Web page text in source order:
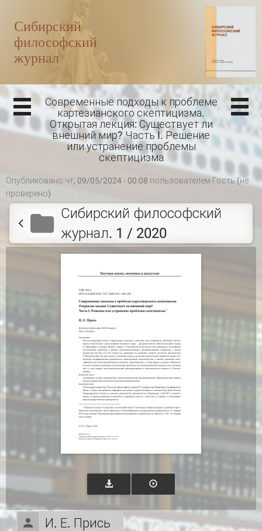
Современные подходы к проблеме
картезианского скептицизма.
Открытая лекция: Существует ли
внешний мир? Часть I. Решение
или устранение проблемы
скептицизма
Опубликовано чт, 09/05/2024 - 00:08 пользователем Гость (не
проверено)
Сибирский философский
журнал. 1 / 2020
И. Е. Прись